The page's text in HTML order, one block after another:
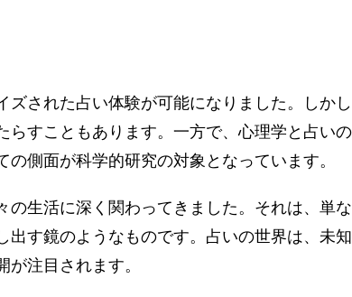
ズされた占い体験が可能になりました。しか
すこともあります。一方で、心理学と占い
側面が科学的研究の対象となっています。
の生活に深く関わってきました。それは、単
出す鏡のようなものです。占いの世界は、未
注目されます。